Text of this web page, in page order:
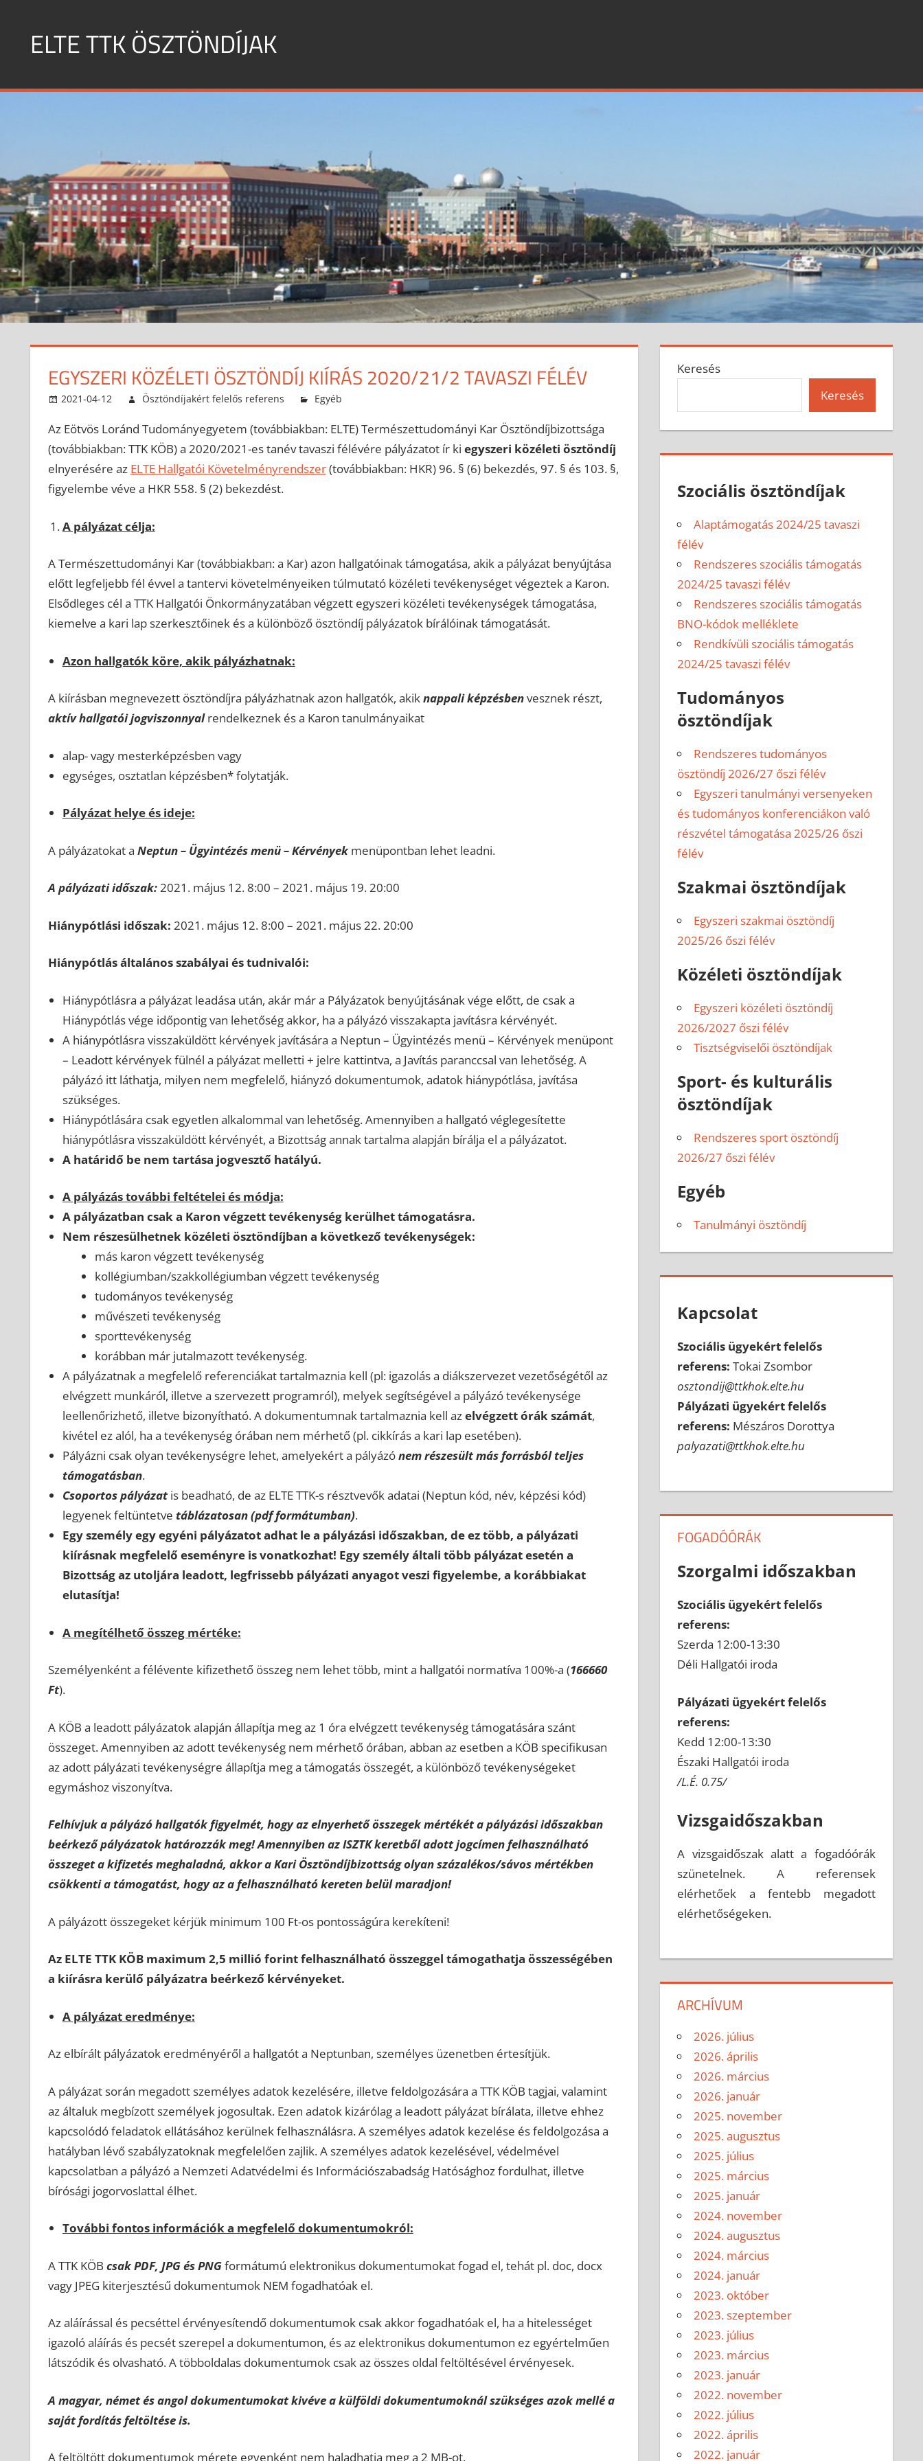
contentELTE TTK ÖSZTÖNDÍJAK
EGYSZERI KÖZÉLETI ÖSZTÖNDÍJ KIÍRÁS 2020/21/2 TAVASZI FÉLÉV
2021-04-12 Ösztöndíjakért felelős referens Egyéb
Az Eötvös Loránd Tudományegyetem (továbbiakban: ELTE) Természettudományi Kar Ösztöndíjbizottsága
(továbbiakban: TTK KÖB) a 2020/2021-es tanév tavaszi félévére pályázatot ír ki egyszeri közéleti ösztöndíj
elnyerésére az ELTE Hallgatói Követelményrendszer(továbbiakban: HKR) 96. § (6) bekezdés, 97. § és 103. §,
figyelembe véve a HKR 558. § (2) bekezdést.
A pályázat célja:
A Természettudományi Kar (továbbiakban: a Kar) azon hallgatóinak támogatása, akik a pályázat benyújtása
előtt legfeljebb fél évvel a tantervi követelményeiken túlmutató közéleti tevékenységet végeztek a Karon.
Elsődleges cél a TTK Hallgatói Önkormányzatában végzett egyszeri közéleti tevékenységek támogatása,
kiemelve a kari lap szerkesztőinek és a különböző ösztöndíj pályázatok bírálóinak támogatását.
Azon hallgatók köre, akik pályázhatnak:
A kiírásban megnevezett ösztöndíjra pályázhatnak azon hallgatók, akiknappali képzésbenvesznek részt,
aktív hallgatói jogviszonnyalrendelkeznek és a Karon tanulmányaikat
alap- vagy mesterképzésben vagy
egységes, osztatlan képzésben* folytatják.
Pályázat helye és ideje:
A pályázatokat a Neptun – Ügyintézés menü – Kérvényekmenüpontban lehet leadni.
A pályázati időszak:2021. május 12. 8:00 – 2021. május 19. 20:00
Hiánypótlási időszak: 2021. május 12. 8:00 – 2021. május 22. 20:00
Hiánypótlás általános szabályai és tudnivalói:
Hiánypótlásra a pályázat leadása után, akár már a Pályázatok benyújtásának vége előtt, de csak a
Hiánypótlás vége időpontig van lehetőség akkor, ha a pályázó visszakapta javításra kérvényét.
A hiánypótlásra visszaküldött kérvények javítására a Neptun – Ügyintézés menü – Kérvények menüpont
– Leadott kérvények fülnél a pályázat melletti + jelre kattintva, a Javítás paranccsal van lehetőség. A
pályázó itt láthatja, milyen nem megfelelő, hiányzó dokumentumok, adatok hiánypótlása, javítása
szükséges.
Hiánypótlására csak egyetlen alkalommal van lehetőség. Amennyiben a hallgató véglegesítette
hiánypótlásra visszaküldött kérvényét, a Bizottság annak tartalma alapján bírálja el a pályázatot.
A határidő be nem tartása jogvesztő hatályú.
A pályázás további feltételei és módja:
A pályázatban csak a Karon végzett tevékenység kerülhet támogatásra.
Nem részesülhetnek közéleti ösztöndíjban a következő tevékenységek:
más karon végzett tevékenység
kollégiumban/szakkollégiumban végzett tevékenység
tudományos tevékenység
művészeti tevékenység
sporttevékenység
korábban már jutalmazott tevékenység.
A pályázatnak a megfelelő referenciákat tartalmaznia kell (pl: igazolás a diákszervezet vezetőségétől az
elvégzett munkáról, illetve a szervezett programról), melyek segítségével a pályázó tevékenysége
leellenőrizhető, illetve bizonyítható. A dokumentumnak tartalmaznia kell azelvégzett órák számát,
kivétel ez alól, ha a tevékenység órában nem mérhető (pl. cikkírás a kari lap esetében).
Pályázni csak olyan tevékenységre lehet, amelyekért a pályázónem részesült más forrásból teljes
támogatásban.
Csoportos pályázatis beadható, de az ELTE TTK-s résztvevők adatai (Neptun kód, név, képzési kód)
legyenek feltüntetve táblázatosan (pdf formátumban).
Egy személy egy egyéni pályázatot adhat le a pályázási időszakban, de ez több, a pályázati
kiírásnak megfelelő eseményre is vonatkozhat! Egy személy általi több pályázat esetén a
Bizottság az utoljára leadott, legfrissebb pályázati anyagot veszi figyelembe, a korábbiakat
elutasítja!
A megítélhető összeg mértéke:
Személyenként a félévente kifizethető összeg nem lehet több, mint a hallgatói normatíva 100%-a (166660
Ft).
A KÖB a leadott pályázatok alapján állapítja meg az 1 óra elvégzett tevékenység támogatására szánt
összeget. Amennyiben az adott tevékenység nem mérhető órában, abban az esetben a KÖB specifikusan
az adott pályázati tevékenységre állapítja meg a támogatás összegét, a különböző tevékenységeket
egymáshoz viszonyítva.
Felhívjuk a pályázó hallgatók figyelmét, hogy az elnyerhető összegek mértékét a pályázási időszakban
beérkező pályázatok határozzák meg! Amennyiben az ISZTK keretből adott jogcímen felhasználható
összeget a kifizetés meghaladná, akkor a Kari Ösztöndíjbizottság olyan százalékos/sávos mértékben
csökkenti a támogatást, hogy az a felhasználható kereten belül maradjon!
A pályázott összegeket kérjük minimum 100 Ft-os pontosságúra kerekíteni!
Az ELTE TTK KÖB maximum 2,5 millió forint felhasználható összeggel támogathatja összességében
a kiírásra kerülő pályázatra beérkező kérvényeket.
A pályázat eredménye:
Az elbírált pályázatok eredményéről a hallgatót a Neptunban, személyes üzenetben értesítjük.
A pályázat során megadott személyes adatok kezelésére, illetve feldolgozására a TTK KÖB tagjai, valamint
az általuk megbízott személyek jogosultak. Ezen adatok kizárólag a leadott pályázat bírálata, illetve ehhez
kapcsolódó feladatok ellátásához kerülnek felhasználásra. A személyes adatok kezelése és feldolgozása a
hatályban lévő szabályzatoknak megfelelően zajlik. A személyes adatok kezelésével, védelmével
kapcsolatban a pályázó a Nemzeti Adatvédelmi és Információszabadság Hatósághoz fordulhat, illetve
bírósági jogorvoslattal élhet.
További fontos információk a megfelelő dokumentumokról:
A TTK KÖB csak PDF, JPG és PNGformátumú elektronikus dokumentumokat fogad el, tehát pl. doc, docx
vagy JPEG kiterjesztésű dokumentumok NEM fogadhatóak el.
Az aláírással és pecséttel érvényesítendő dokumentumok csak akkor fogadhatóak el, ha a hitelességet
igazoló aláírás és pecsét szerepel a dokumentumon, és az elektronikus dokumentumon ez egyértelműen
látszódik és olvasható. A többoldalas dokumentumok csak az összes oldal feltöltésével érvényesek.
A magyar, német és angol dokumentumokat kivéve a külföldi dokumentumoknál szükséges azok mellé a
saját fordítás feltöltése is.
A feltöltött dokumentumok mérete egyenként nem haladhatja meg a 2 MB-ot.
Keresés
Keresés
Szociális ösztöndíjak
Alaptámogatás 2024/25 tavaszi
félév
Rendszeres szociális támogatás
2024/25 tavaszi félév
Rendszeres szociális támogatás
BNO-kódok melléklete
Rendkívüli szociális támogatás
2024/25 tavaszi félév
Tudományos
ösztöndíjak
Rendszeres tudományos
ösztöndíj 2026/27 őszi félév
Egyszeri tanulmányi versenyeken
és tudományos konferenciákon való
részvétel támogatása 2025/26 őszi
félév
Szakmai ösztöndíjak
Egyszeri szakmai ösztöndíj
2025/26 őszi félév
Közéleti ösztöndíjak
Egyszeri közéleti ösztöndíj
2026/2027 őszi félév
Tisztségviselői ösztöndíjak
Sport- és kulturális
ösztöndíjak
Rendszeres sport ösztöndíj
2026/27 őszi félév
Egyéb
Tanulmányi ösztöndíj
Kapcsolat
Szociális ügyekért felelős
referens: Tokai Zsombor
osztondij@ttkhok.elte.hu
Pályázati ügyekért felelős
referens: Mészáros Dorottya
palyazati@ttkhok.elte.hu
FOGADÓÓRÁK
Szorgalmi időszakban
Szociális ügyekért felelős
referens:
Szerda 12:00-13:30
Déli Hallgatói iroda
Pályázati ügyekért felelős
referens:
Kedd 12:00-13:30
Északi Hallgatói iroda
/L.É. 0.75/
Vizsgaidőszakban
A vizsgaidőszak alatt a fogadóórák
szünetelnek. A referensek
elérhetőek a fentebb megadott
elérhetőségeken.
ARCHÍVUM
2026. július
2026. április
2026. március
2026. január
2025. november
2025. augusztus
2025. július
2025. március
2025. január
2024. november
2024. augusztus
2024. március
2024. január
2023. október
2023. szeptember
2023. július
2023. március
2023. január
2022. november
2022. július
2022. április
2022. január